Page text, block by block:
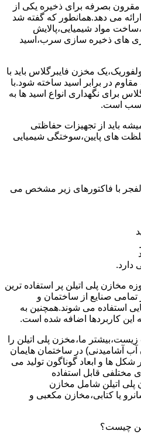
بصرفه برای ذخیره یکی از
می دهد.همانطور که گفته شد
مواد شیمیایی،پالایش
های ذخیره سازی سرب،اسید
مخزن فایبرگلاس باید با
در برابر اسید ساخته شود.با
برای نگهداری انواع اسید ها به
است.
باید از تجهیزات حفاظتی
های پایین،سوختگی شیمیایی
با فاکتورهای زیر مشخص می
دارد.
مخازن پلی اتیلن پر استفاده ترین
صنایع از ساختمان و
استفاده می شوند.همچنین به
این کاربردها اضافه شده است.
زیست،بیشتر ما،مخزن پلی اتیلن را
آشامیدنی) در ساختمان هایمان
ها و ابعاد گوناگون تولید می
مختلفی قابل استفاده
پلی اتیلن شامل مخازن
یا کتابی،مخازن مکعبی و
چیست؟